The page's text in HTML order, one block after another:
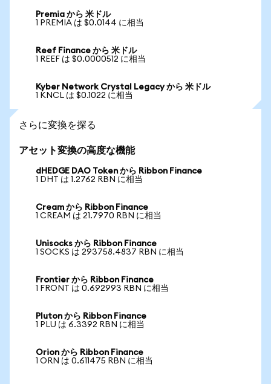
Premia から 米ドル
1 PREMIA は $0.0144 に相当
Reef Finance から 米ドル
1 REEF は $0.0000512 に相当
Kyber Network Crystal Legacy から 米ドル
1 KNCL は $0.1022 に相当
さらに変換を探る
アセット変換の高度な機能
dHEDGE DAO Token から Ribbon Finance
1 DHT は 1.2762 RBN に相当
Cream から Ribbon Finance
1 CREAM は 21.7970 RBN に相当
Unisocks から Ribbon Finance
1 SOCKS は 293758.4837 RBN に相当
Frontier から Ribbon Finance
1 FRONT は 0.692993 RBN に相当
Pluton から Ribbon Finance
1 PLU は 6.3392 RBN に相当
Orion から Ribbon Finance
1 ORN は 0.611475 RBN に相当